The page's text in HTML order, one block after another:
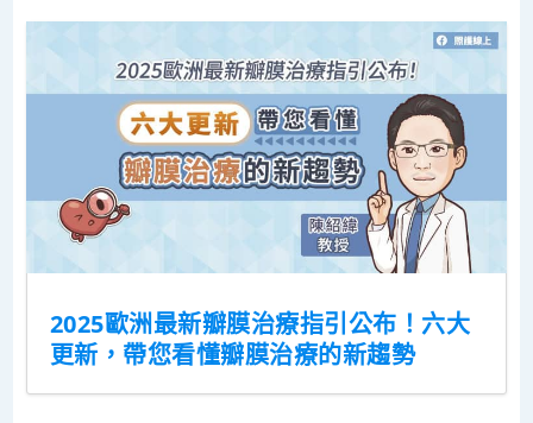
2025歐洲最新瓣膜治療指引公布！六大
更新，帶您看懂瓣膜治療的新趨勢